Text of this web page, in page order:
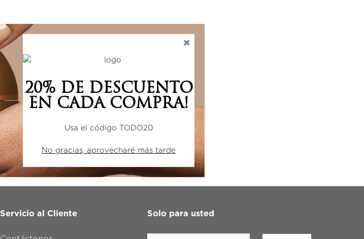
Servicio al Cliente Solo para usted
20% DE DESCUENTO
EN CADA COMPRA!
Usa el código TODO20
No gracias, aprovecharé más tarde